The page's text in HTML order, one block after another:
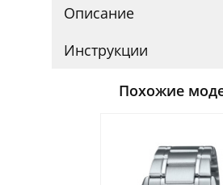
Описание
Инструкции
Похожие